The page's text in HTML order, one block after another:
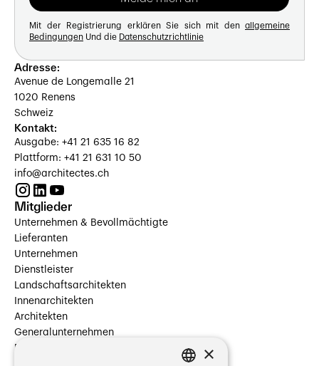
Mit der Registrierung erklären Sie sich mit den allgemeine
Bedingungen Und die Datenschutzrichtlinie
Adresse:
Avenue de Longemalle 21
1020 Renens
Schweiz
Kontakt:
Ausgabe: +41 21 635 16 82
Plattform: +41 21 631 10 50
info@architectes.ch
Mitglieder
Unternehmen & Bevollmächtigte
Lieferanten
Unternehmen
Dienstleister
Landschaftsarchitekten
Innenarchitekten
Architekten
Generalunternehmen
Beauftragte Unternehmen
×